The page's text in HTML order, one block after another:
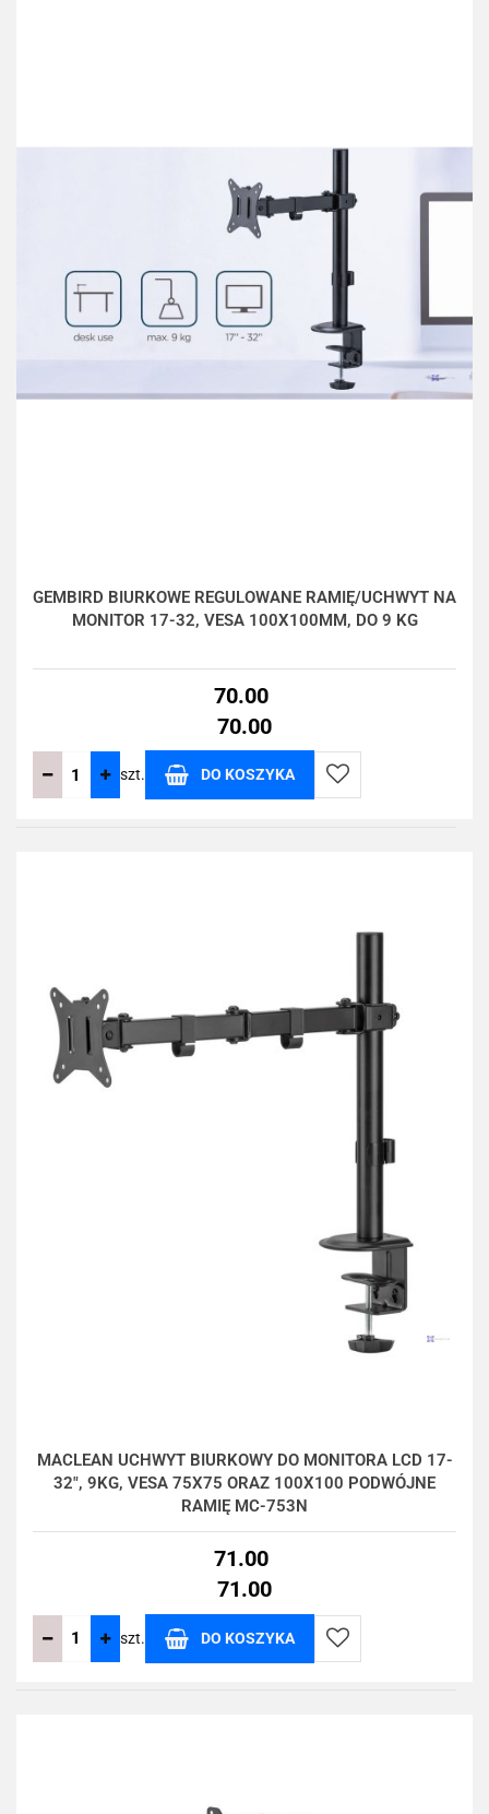
GEMBIRD BIURKOWE REGULOWANE RAMIĘ/UCHWYT NA
MONITOR 17-32, VESA 100X100MM, DO 9 KG
70.00
70.00
szt. DO KOSZYKA
Do
MACLEAN UCHWYT BIURKOWY DO MONITORA LCD 17-
32", 9KG, VESA 75X75 ORAZ 100X100 PODWÓJNE
RAMIĘ MC-753N
71.00
71.00
szt. DO KOSZYKA
Do